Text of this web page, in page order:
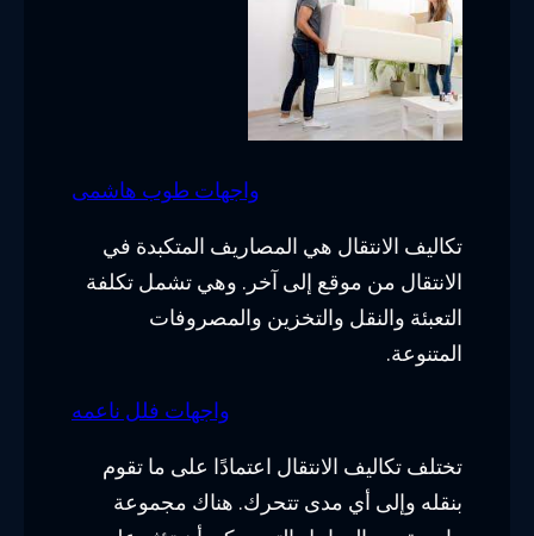
واجهات طوب هاشمى
تكاليف الانتقال هي المصاريف المتكبدة في
الانتقال من موقع إلى آخر. وهي تشمل تكلفة
التعبئة والنقل والتخزين والمصروفات
المتنوعة.
واجهات فلل ناعمه
تختلف تكاليف الانتقال اعتمادًا على ما تقوم
بنقله وإلى أي مدى تتحرك. هناك مجموعة